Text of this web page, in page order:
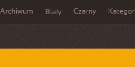
Archiwum Biały Czarny